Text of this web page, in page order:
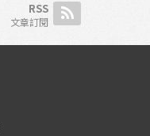
RSS
文章訂閱